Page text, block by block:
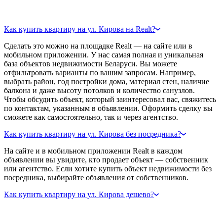
Как купить квартиру на ул. Кирова на Realt?
Сделать это можно на площадке Realt — на сайте или в
мобильном приложении. У нас самая полная и уникальная
база объектов недвижимости Беларуси. Вы можете
отфильтровать варианты по вашим запросам. Например,
выбрать район, год постройки дома, материал стен, наличие
балкона и даже высоту потолков и количество санузлов.
Чтобы обсудить объект, который заинтересовал вас, свяжитесь
по контактам, указанным в объявлении. Оформить сделку вы
сможете как самостоятельно, так и через агентство.
Как купить квартиру на ул. Кирова без посредника?
На сайте и в мобильном приложении Realt в каждом
объявлении вы увидите, кто продает объект — собственник
или агентство. Если хотите купить объект недвижимости без
посредника, выбирайте объявления от собственников.
Как купить квартиру на ул. Кирова дешево?